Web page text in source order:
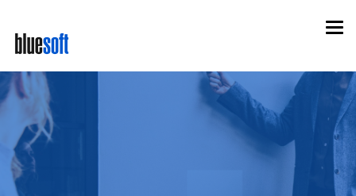
main
content